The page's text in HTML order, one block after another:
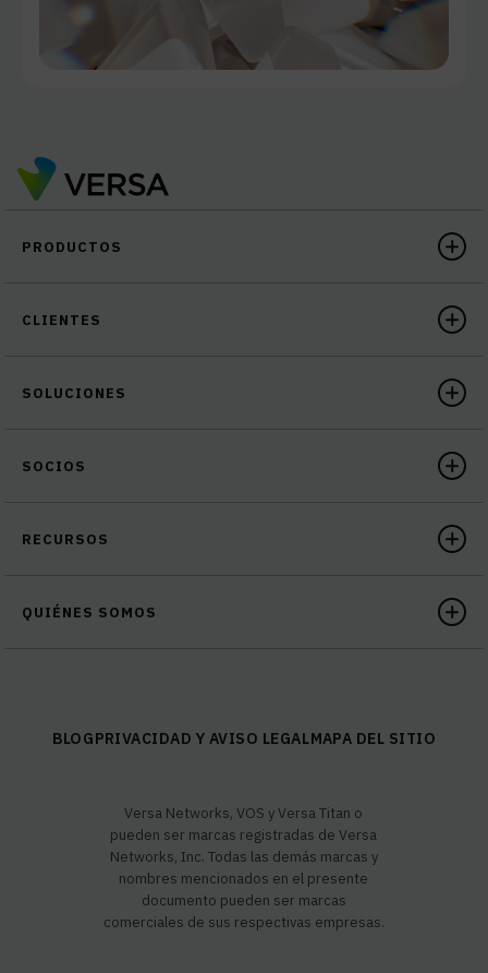
PRODUCTOS
CLIENTES
SOLUCIONES
SOCIOS
RECURSOS
QUIÉNES SOMOS
BLOGPRIVACIDAD Y AVISO LEGALMAPA DEL SITIO
Versa Networks, VOS y Versa Titan o
pueden ser marcas registradas de Versa
Networks, Inc. Todas las demás marcas y
nombres mencionados en el presente
documento pueden ser marcas
comerciales de sus respectivas empresas.